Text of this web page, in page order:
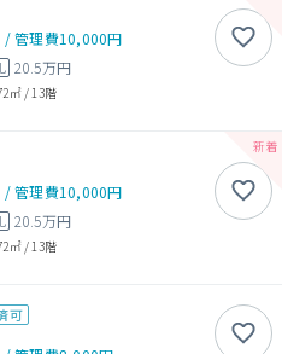
/管理費10,000円
20.5万円
㎡/ 13階
/管理費10,000円
20.5万円
㎡/ 13階
可